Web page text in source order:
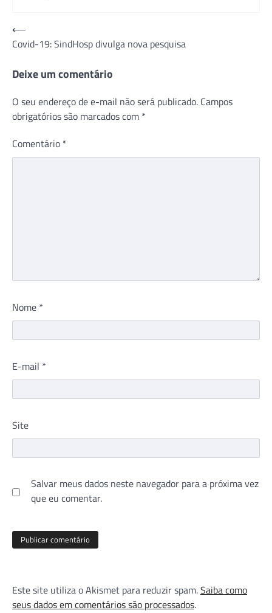
Navegação
de
Post
⟵
Covid-19: SindHosp divulga nova pesquisa
Deixe um comentário
O seu endereço de e-mail não será publicado. Campos
obrigatórios são marcados com *
Comentário *
Nome *
E-mail *
Site
Salvar meus dados neste navegador para a próxima vez
que eu comentar.
Este site utiliza o Akismet para reduzir spam.Saiba como
seus dados em comentários são processados.